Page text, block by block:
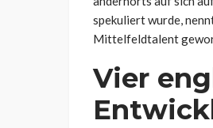
spekuliert wurde,
Mittelfeldtalent
Vier